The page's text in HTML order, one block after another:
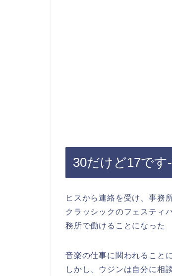
30だけど17で
ヒスから連絡を受け、事務
クラッシックのフェスティ
務所で働けることになった
音楽の仕事に関われること
しかし、ウジンは自分に相